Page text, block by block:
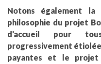
Notons également
philosophie du projet
d'accueil pour
progressivement
payantes et le projet